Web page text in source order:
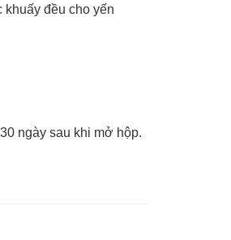
đều cho yến
ngày sau khi mở hộp.